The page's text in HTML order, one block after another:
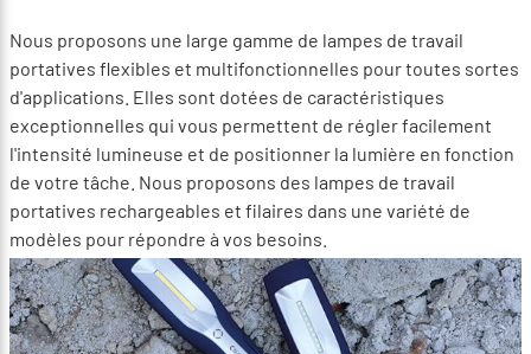
Nous proposons une large gamme de lampes de travail
portatives flexibles et multifonctionnelles pour toutes sortes
d'applications. Elles sont dotées de caractéristiques
exceptionnelles qui vous permettent de régler facilement
l'intensité lumineuse et de positionner la lumière en fonction
de votre tâche. Nous proposons des lampes de travail
portatives rechargeables et filaires dans une variété de
modèles pour répondre à vos besoins.